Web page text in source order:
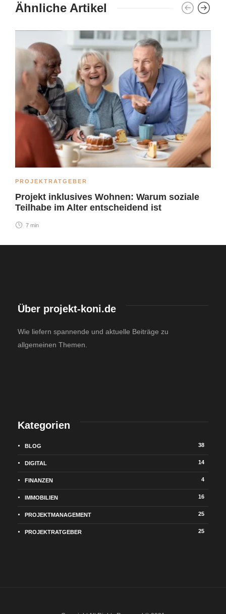
Ähnliche Artikel
PROJEKTRATGEBER
Projekt inklusives Wohnen: Warum soziale
Teilhabe im Alter entscheidend ist
7 min
Über projekt-koni.de
Wie liefern spannende und aktuelle Beiträge zu
allgemeinen Themen.
Kategorien
BLOG 38
DIGITAL 14
FINANZEN 4
IMMOBILIEN 16
PROJEKTMANAGEMENT 25
PROJEKTRATGEBER 25